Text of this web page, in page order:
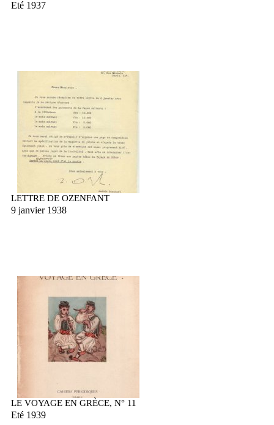
Eté 1937
LETTRE DE OZENFANT
9 janvier 1938
LE VOYAGE EN GRÈCE, N° 11
Eté 1939